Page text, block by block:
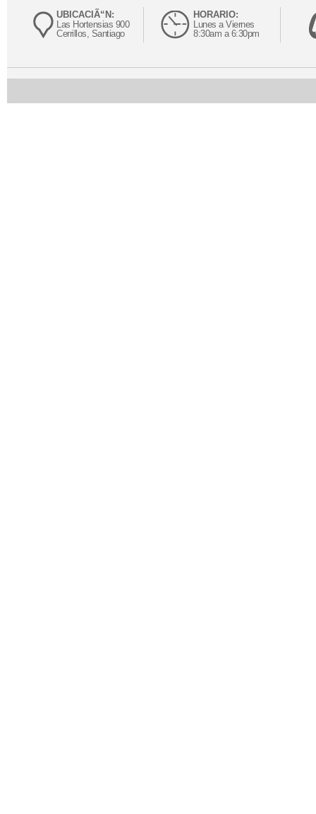
UBICACIÃ“N:
Las Hortensias 900
Cerrillos, Santiago
HORARIO:
Lunes a Viernes
8:30am a 6:30pm